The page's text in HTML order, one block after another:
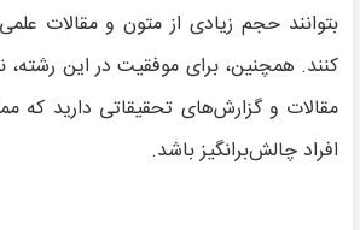
بتوانند حجم زیادی از متون و مقالات
کنند. همچنین، برای موفقیت در این رشته،
مقالات و گزارش‌های تحقیقاتی دارید که
افراد چالش‌برانگیز باشد.